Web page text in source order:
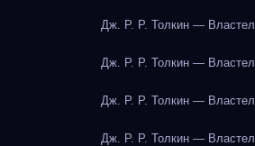
Дж. Р. Р. Толкин —
Дж. Р. Р. Толкин —
Дж. Р. Р. Толкин —
Дж. Р. Р. Толкин —